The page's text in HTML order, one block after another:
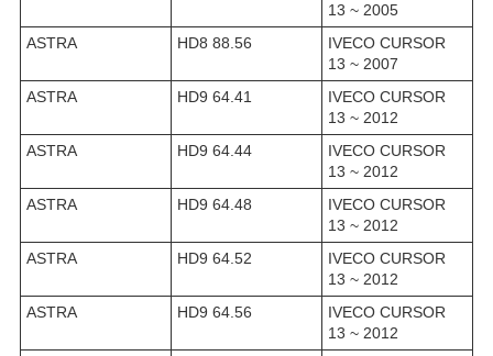
13 ~ 2005
ASTRA
HD8 88.56
IVECO CURSOR
13 ~ 2007
ASTRA
HD9 64.41
IVECO CURSOR
13 ~ 2012
ASTRA
HD9 64.44
IVECO CURSOR
13 ~ 2012
ASTRA
HD9 64.48
IVECO CURSOR
13 ~ 2012
ASTRA
HD9 64.52
IVECO CURSOR
13 ~ 2012
ASTRA
HD9 64.56
IVECO CURSOR
13 ~ 2012